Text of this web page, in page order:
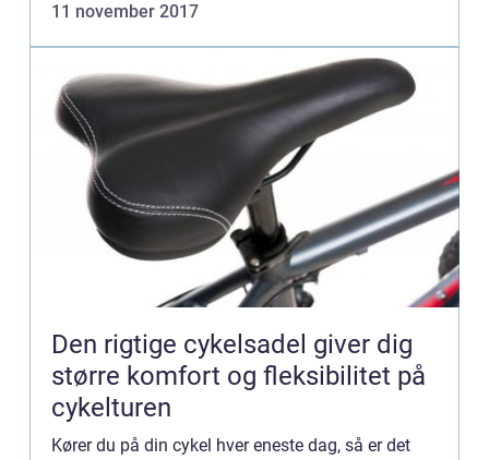
11 november 2017
Den rigtige cykelsadel giver dig
større komfort og fleksibilitet på
cykelturen
Kører du på din cykel hver eneste dag, så er det